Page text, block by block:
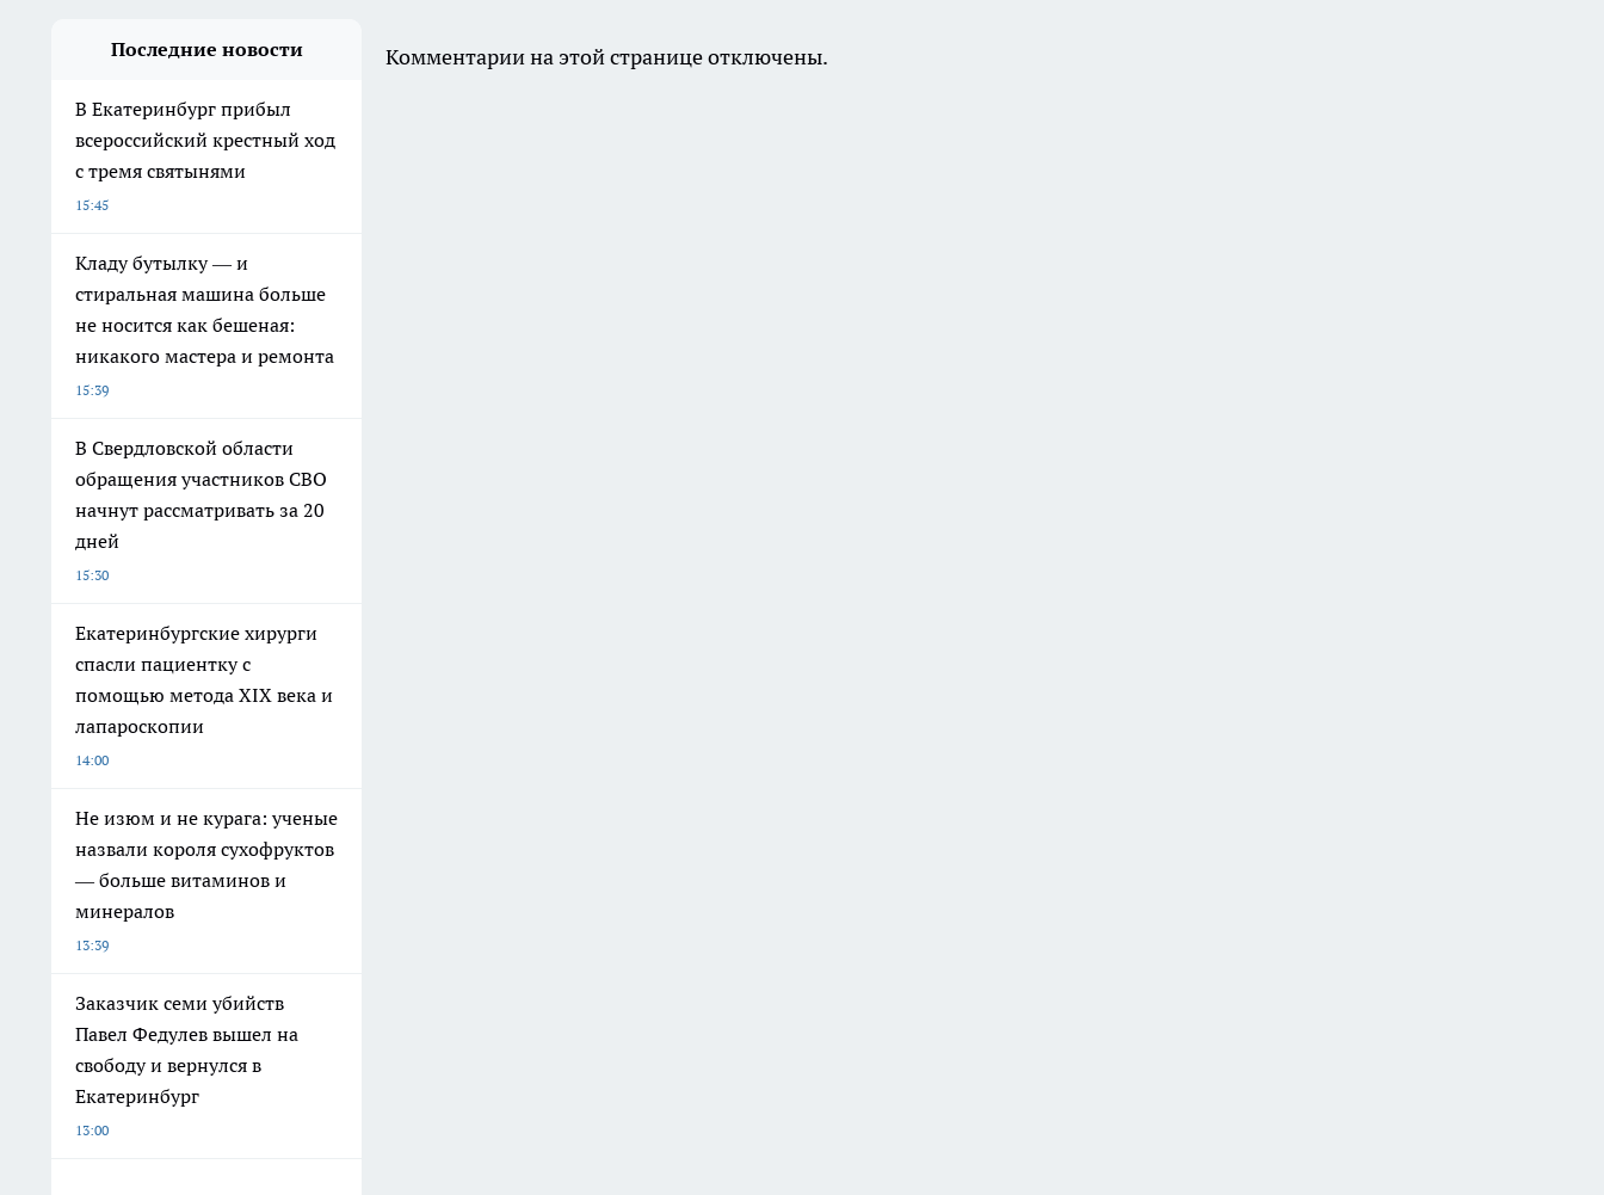
Последние новости
В Екатеринбург прибыл
всероссийский крестный ход
с тремя святынями
15:45
Кладу бутылку — и
стиральная машина больше
не носится как бешеная:
никакого мастера и ремонта
15:39
В Свердловской области
обращения участников СВО
начнут рассматривать за 20
дней
15:30
Екатеринбургские хирурги
спасли пациентку с
помощью метода XIX века и
лапароскопии
14:00
Не изюм и не курага: ученые
назвали короля сухофруктов
— больше витаминов и
минералов
13:39
Заказчик семи убийств
Павел Федулев вышел на
свободу и вернулся в
Екатеринбург
13:00
Комментарии на этой странице отключены.